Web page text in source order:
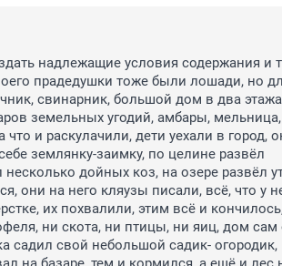
надлежащие условия содержания и
прадедушки тоже были лошади, но
свинарник, большой дом в два
земельных угодий, амбары,
что и раскулачили, дети уехали в город,
землянку-заимку, по целине развёл
дойных коз, на озере развёл
они на него кляузы писали, всё, что у
их похвалили, этим всё и
ни скота, ни птицы, ни яиц, дом сам
садил свой небольшой садик- огородик,